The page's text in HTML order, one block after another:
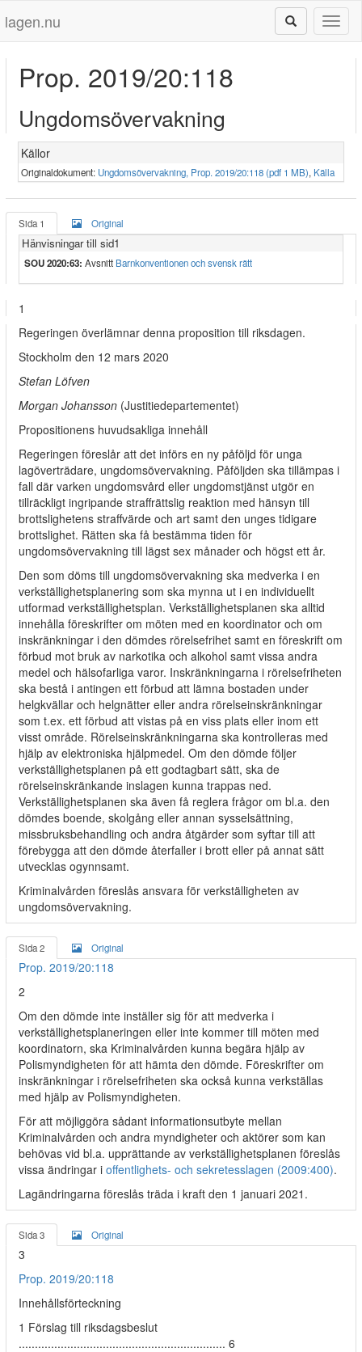
lagen.nu
Prop. 2019/20:118
Ungdomsövervakning
Källor
Originaldokument: Ungdomsövervakning, Prop. 2019/20:118 (pdf 1 MB), Källa
Sida 1 Original
Hänvisningar till sid1
SOU 2020:63: Avsnitt Barnkonventionen och svensk rätt
1
Regeringen överlämnar denna proposition till riksdagen.
Stockholm den 12 mars 2020
Stefan Löfven
Morgan Johansson (Justitiedepartementet)
Propositionens huvudsakliga innehåll
Regeringen föreslår att det införs en ny påföljd för unga
lagöverträdare, ungdomsövervakning. Påföljden ska tillämpas i
fall där varken ungdomsvård eller ungdomstjänst utgör en
tillräckligt ingripande straffrättslig reaktion med hänsyn till
brottslighetens straffvärde och art samt den unges tidigare
brottslighet. Rätten ska få bestämma tiden för
ungdomsövervakning till lägst sex månader och högst ett år.
Den som döms till ungdomsövervakning ska medverka i en
verkställighetsplanering som ska mynna ut i en individuellt
utformad verkställighetsplan. Verkställighetsplanen ska alltid
innehålla föreskrifter om möten med en koordinator och om
inskränkningar i den dömdes rörelsefrihet samt en föreskrift om
förbud mot bruk av narkotika och alkohol samt vissa andra
medel och hälsofarliga varor. Inskränkningarna i rörelsefriheten
ska bestå i antingen ett förbud att lämna bostaden under
helgkvällar och helgnätter eller andra rörelseinskränkningar
som t.ex. ett förbud att vistas på en viss plats eller inom ett
visst område. Rörelseinskränkningarna ska kontrolleras med
hjälp av elektroniska hjälpmedel. Om den dömde följer
verkställighetsplanen på ett godtagbart sätt, ska de
rörelseinskränkande inslagen kunna trappas ned.
Verkställighetsplanen ska även få reglera frågor om bl.a. den
dömdes boende, skolgång eller annan sysselsättning,
missbruksbehandling och andra åtgärder som syftar till att
förebygga att den dömde återfaller i brott eller på annat sätt
utvecklas ogynnsamt.
Kriminalvården föreslås ansvara för verkställigheten av
ungdomsövervakning.
Sida 2 Original
Prop. 2019/20:118
2
Om den dömde inte inställer sig för att medverka i
verkställighetsplaneringen eller inte kommer till möten med
koordinatorn, ska Kriminalvården kunna begära hjälp av
Polismyndigheten för att hämta den dömde. Föreskrifter om
inskränkningar i rörelsefriheten ska också kunna verkställas
med hjälp av Polismyndigheten.
För att möjliggöra sådant informationsutbyte mellan
Kriminalvården och andra myndigheter och aktörer som kan
behövas vid bl.a. upprättande av verkställighetsplanen föreslås
vissa ändringar i offentlighets- och sekretesslagen (2009:400).
Lagändringarna föreslås träda i kraft den 1 januari 2021.
Sida 3 Original
3
Prop. 2019/20:118
Innehållsförteckning
1 Förslag till riksdagsbeslut
................................................................ 6